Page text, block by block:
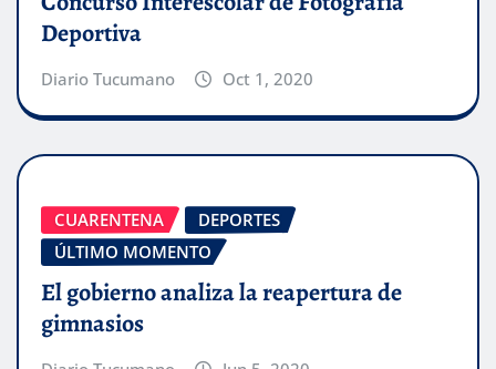
Deportiva
Diario Tucumano Oct 1, 2020
CUARENTENA
DEPORTES
ÚLTIMO MOMENTO
El gobierno analiza la reapertura de
gimnasios